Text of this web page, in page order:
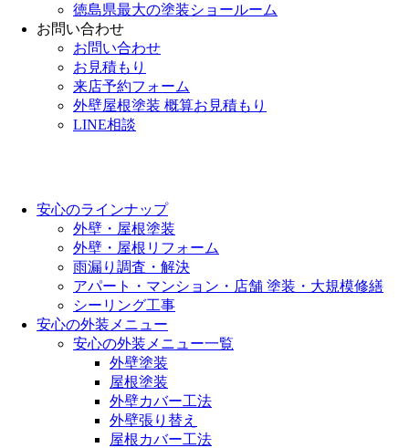
徳島県最大の塗装ショールーム
お問い合わせ
お問い合わせ
お見積もり
来店予約フォーム
外壁屋根塗装 概算お見積もり
LINE相談
安心のラインナップ
外壁・屋根塗装
外壁・屋根リフォーム
雨漏り調査・解決
アパート・マンション・店舗 塗装・大規模修繕
シーリング工事
安心の外装メニュー
安心の外装メニュー一覧
外壁塗装
屋根塗装
外壁カバー工法
外壁張り替え
屋根カバー工法